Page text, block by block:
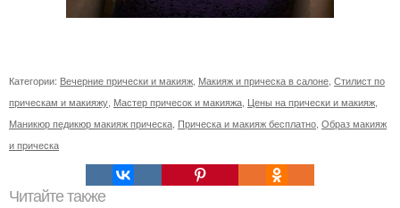
Категории: Вечерние прически и макияж Макияж и прическа в салоне Стилист по
прическам и макияжу Мастер причесок и макияжа Цены на прически и макияж
Маникюр педикюр макияж прическа Прическа и макияж бесплатно Образ макияж
и прическа
Читайте также